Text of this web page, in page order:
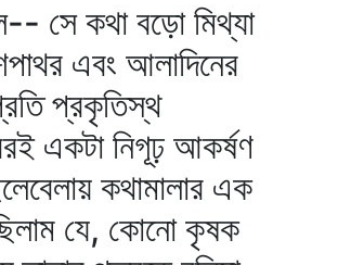
সে কথা বড়ো মিথ্যা
এবং আলাদিনের
প্রকৃতিস্থ
একটা নিগূঢ় আকর্ষণ
কথামালার এক
যে, কোনো কৃষক